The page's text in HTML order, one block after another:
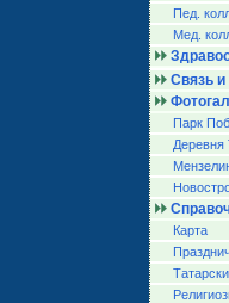
Пед.
Мед.
Связь и
Парк
Деревня
Карта